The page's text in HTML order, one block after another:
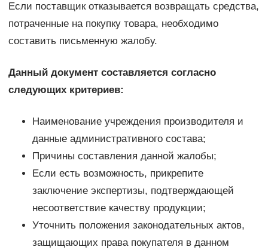
Если поставщик отказывается возвращать средства,
потраченные на покупку товара, необходимо
составить письменную жалобу.
Данный документ составляется согласно
следующих критериев:
Наименование учреждения производителя и
данные административного состава;
Причины составления данной жалобы;
Если есть возможность, прикрепите
заключение экспертизы, подтверждающей
несоответствие качеству продукции;
Уточнить положения законодательных актов,
защищающих права покупателя в данном